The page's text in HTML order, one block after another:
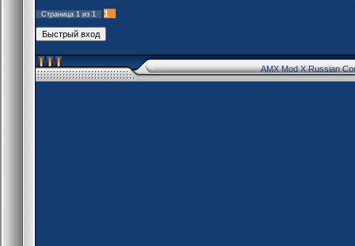
Страница 1 из 1 1
AMX Mod X Russian